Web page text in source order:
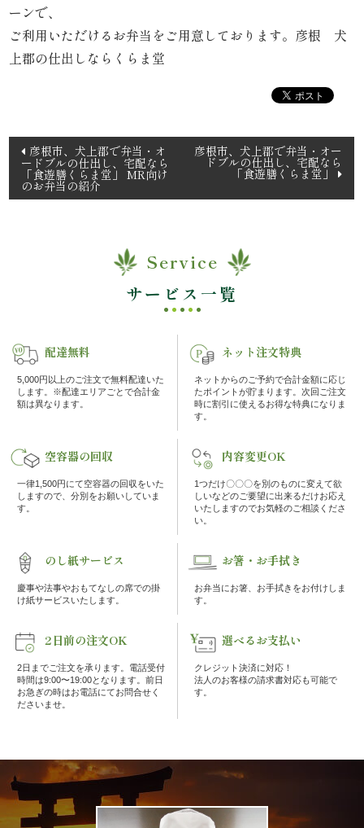
理
オ
ブ
ル
堂
の
こ
わ
り
注
文
法・
配
エ
リ
ーンで、
ご利用いただけるお弁当をご用意しております。彦根 犬
上郡の仕出しならくらま堂
投
稿
ナ
彦根市、犬上郡で弁当・オ
ードブルの仕出し、宅配なら
「食遊膳くらま堂」 MR向け
のお弁当の紹介
彦根市、犬上郡で弁当・オー
ドブルの仕出し、宅配なら
「食遊膳くらま堂」
Service
サービス一覧
配達無料
5,000円以上のご注文で無料配達いた
します。※配達エリアごとで合計金
額は異なります。
ネット注文特典
ネットからのご予約で合計金額に応じ
たポイントが貯まります。次回ご注文
時に割引に使えるお得な特典になりま
す。
空容器の回収
一律1,500円にて空容器の回収をいた
しますので、分別をお願いしていま
す。
内容変更OK
1つだけ〇〇〇を別のものに変えて欲
しいなどのご要望に出来るだけお応え
いたしますのでお気軽のご相談くださ
い。
のし紙サービス
慶事や法事やおもてなしの席での掛
け紙サービスいたします。
お箸・お手拭き
お弁当にお箸、お手拭きをお付けしま
す。
2日前の注文OK
2日までご注文を承ります。電話受付
時間は9:00〜19:00となります。前日
お急ぎの時はお電話にてお問合せく
ださいませ。
選べるお支払い
クレジット決済に対応！
法人のお客様の請求書対応も可能で
す。